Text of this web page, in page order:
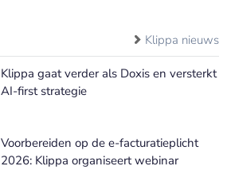
Klippa nieuws
Klippa gaat verder als Doxis en versterkt
AI-first strategie
Voorbereiden op de e-facturatieplicht
2026: Klippa organiseert webinar